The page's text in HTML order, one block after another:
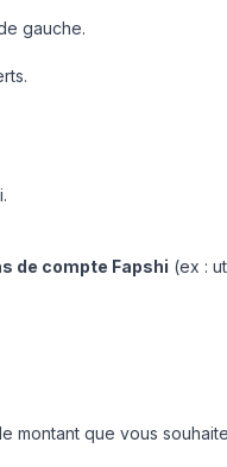
gauche.
de compte Fapshi (ex :
montant que vous